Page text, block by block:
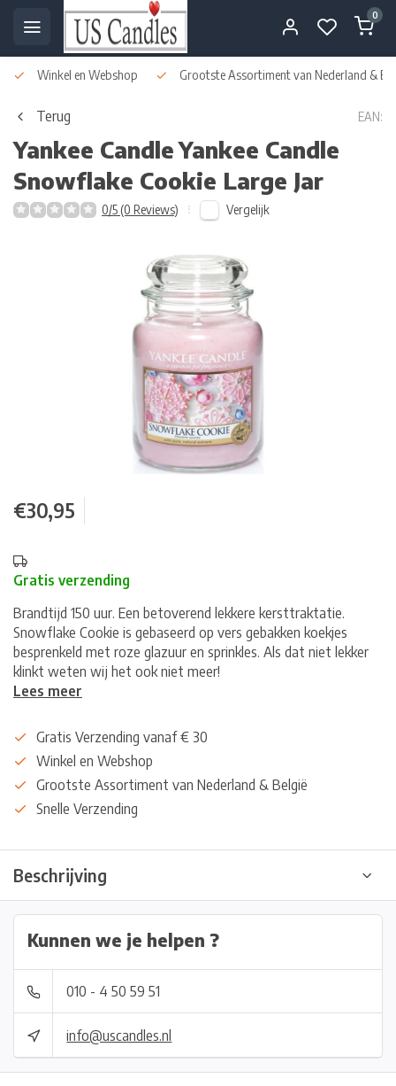
0
Winkel en Webshop Grootste Assortiment van Nederland &
Terug EAN:
Yankee CandleYankee Candle
Snowflake Cookie Large Jar
0/5 (0 Reviews) Vergelijk
€30,95
Gratis verzending
Brandtijd 150 uur. Een betoverend lekkere kersttraktatie.
Snowflake Cookie is gebaseerd op vers gebakken koekjes
besprenkeld met roze glazuur en sprinkles. Als dat niet lekker
klinkt weten wij het ook niet meer!
Lees meer
Gratis Verzending vanaf € 30
Winkel en Webshop
Grootste Assortiment van Nederland & België
Snelle Verzending
Beschrijving
Kunnen we je helpen ?
010 - 4 50 59 51
info@uscandles.nl